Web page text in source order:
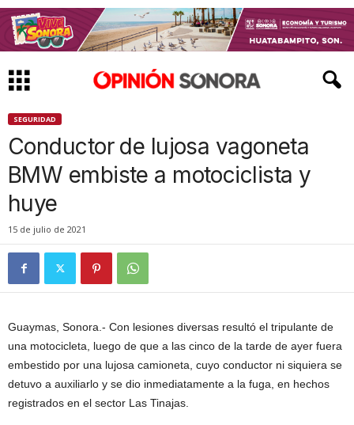
SEGURIDAD
Conductor de lujosa vagoneta
BMW embiste a motociclista y
huye
15 de julio de 2021
Guaymas, Sonora.- Con lesiones diversas resultó el tripulante de
una motocicleta, luego de que a las cinco de la tarde de ayer fuera
embestido por una lujosa camioneta, cuyo conductor ni siquiera se
detuvo a auxiliarlo y se dio inmediatamente a la fuga, en hechos
registrados en el sector Las Tinajas.